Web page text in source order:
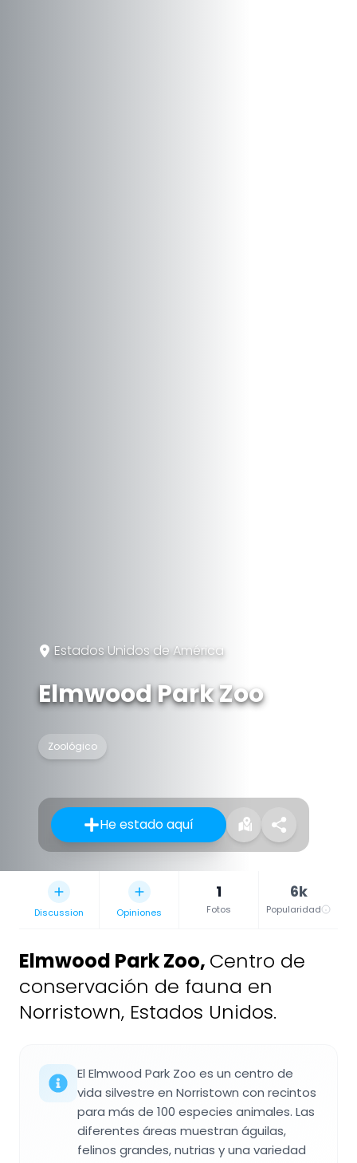
Estados Unidos de América
Elmwood Park Zoo
Zoológico
He estado aquí
Discussion Opiniones
1
Fotos
6k
Popularidad
Elmwood Park Zoo, Centro de
conservación de fauna en
Norristown, Estados Unidos.
El Elmwood Park Zoo es un centro de
vida silvestre en Norristown con recintos
para más de 100 especies animales. Las
diferentes áreas muestran águilas,
felinos grandes, nutrias y una variedad